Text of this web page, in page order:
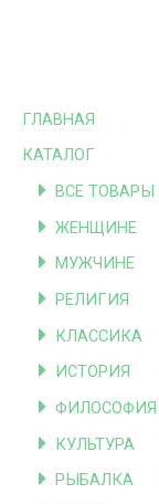
ГЛАВНАЯ
КАТАЛОГ
ВСЕ ТОВАРЫ
ЖЕНЩИНЕ
МУЖЧИНЕ
РЕЛИГИЯ
КЛАССИКА
ИСТОРИЯ
ФИЛОСОФИЯ
КУЛЬТУРА
РЫБАЛКА